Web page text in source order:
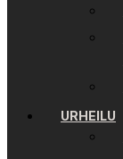
URHEILU